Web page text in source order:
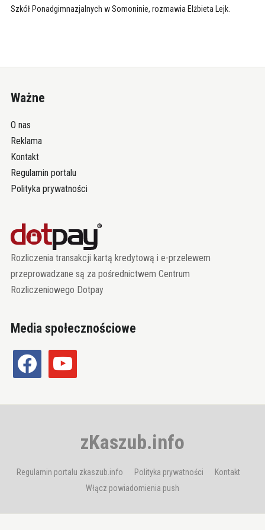
Szkół Ponadgimnazjalnych w Somoninie, rozmawia Elżbieta Lejk.
Ważne
O nas
Reklama
Kontakt
Regulamin portalu
Polityka prywatności
Rozliczenia transakcji kartą kredytową i e-przelewem
przeprowadzane są za pośrednictwem Centrum
Rozliczeniowego Dotpay
Media społecznościowe
facebook youtube
zKaszub.info
Regulamin portalu zkaszub.info Polityka prywatności
Kontakt
Włącz powiadomienia push